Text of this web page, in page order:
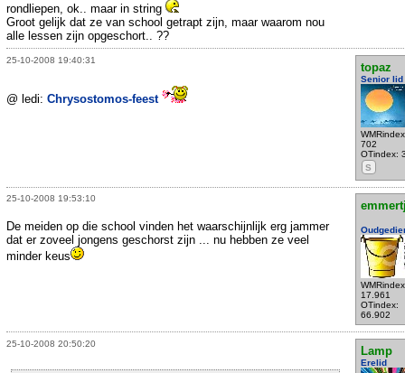
rondliepen, ok.. maar in string
Groot gelijk dat ze van school getrapt zijn, maar waarom nou
alle lessen zijn opgeschort.. ??
25-10-2008 19:40:31
topaz
Senior lid
702
OTindex:
S
@ ledi: Chrysostomos-feest
25-10-2008 19:53:10
17.961
OTindex:
66.902
De meiden op die school vinden het waarschijnlijk erg jammer
dat er zoveel jongens geschorst zijn ... nu hebben ze veel
minder keus
25-10-2008 20:50:20
Lamp
Erelid